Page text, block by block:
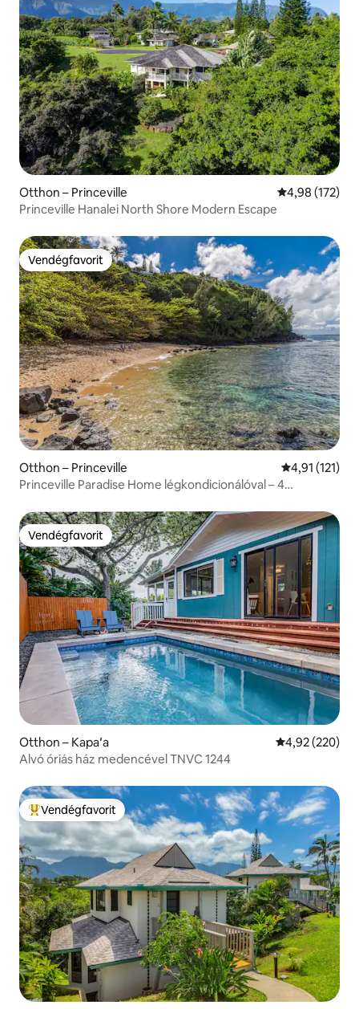
Otthon – Princeville Átlagos
4,98 (172)
Princeville Hanalei North Shore Modern Escape
Vendégfavorit
Vendégfavorit
Otthon – Princeville Átlagos
4,91 (121)
Princeville Paradise Home légkondicionálóval – 4
Vendégfavorit
Vendégfavorit
Otthon – Kapaʻa Átlagos
4,92 (220)
Alvó óriás ház medencével TNVC 1244
Kiemelt vendégfavorit
Vendégfavorit